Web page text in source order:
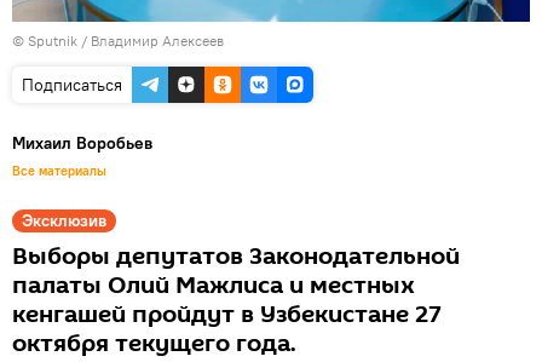
© Sputnik / Владимир Алексеев
Подписаться
Михаил Воробьев
Все материалы
Эксклюзив
Выборы депутатов Законодательной
палаты Олий Мажлиса и местных
кенгашей пройдут в Узбекистане 27
октября текущего года.